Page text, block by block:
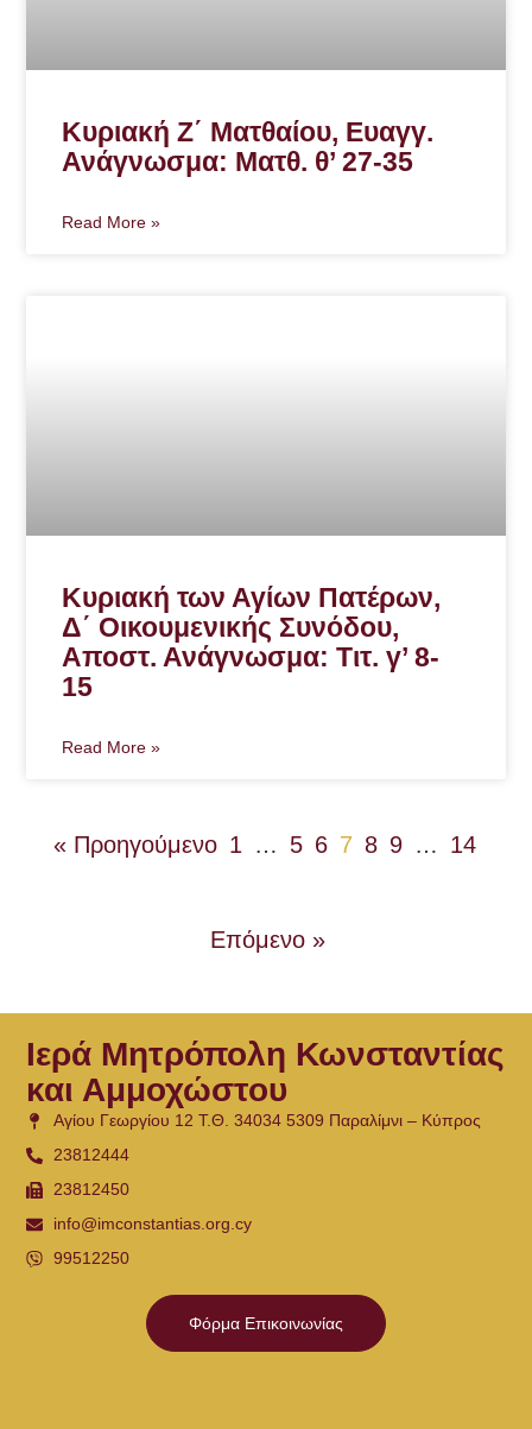
Κυριακή Ζ΄ Ματθαίου, Ευαγγ.
Ανάγνωσμα: Ματθ. θ’ 27-35
Read More »
Κυριακή των Αγίων Πατέρων,
Δ΄ Οικουμενικής Συνόδου,
Αποστ. Ανάγνωσμα: Τιτ. γ’ 8-
15
Read More »
« Προηγούμενο 1 … 5 6 7 8 9 … 14
Επόμενο »
Ιερά Μητρόπολη Κωνσταντίας
και Αμμοχώστου
Αγίου Γεωργίου 12 Τ.Θ. 34034 5309 Παραλίμνι – Κύπρος
23812444
23812450
info@imconstantias.org.cy
99512250
Φόρμα Επικοινωνίας